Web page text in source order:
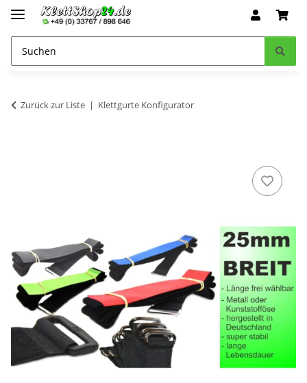
Zurück zur Liste Klettgurte Konfigurator